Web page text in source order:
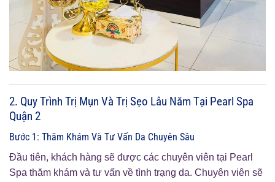
2. Quy Trình Trị Mụn Và Trị Sẹo Lâu Năm Tại Pearl Spa
Quận 2
Bước 1: Thăm Khám Và Tư Vấn Da Chuyên Sâu
Đầu tiên, khách hàng sẽ được các chuyên viên tại Pearl
Spa thăm khám và tư vấn về tình trạng da. Chuyên viên sẽ